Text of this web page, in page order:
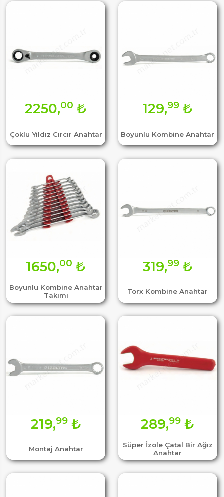
Çoklu Yıldız Cırcır Anahtar
2250,00 ₺
Boyunlu Kombine Anahtar
129,99 ₺
Boyunlu Kombine Anahtar
Takımı
1650,00 ₺
Torx Kombine Anahtar
319,99₺
Montaj Anahtar
219,99₺
Süper İzole Çatal Bir Ağız
Anahtar
289,99 ₺